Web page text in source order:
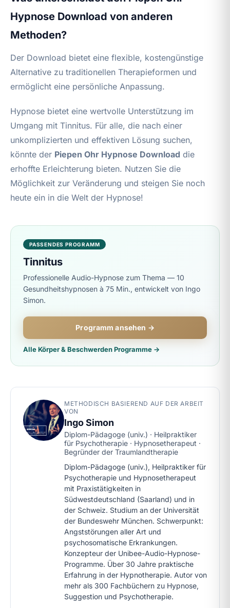
Hypnose Download von anderen
Methoden?
Der Download bietet eine flexible, kostengünstige
Alternative zu traditionellen Therapieformen und
ermöglicht eine persönliche Anpassung.
Hypnose bietet eine wertvolle Unterstützung im
Umgang mit Tinnitus. Für alle, die nach einer
unkomplizierten und effektiven Lösung suchen,
könnte der Piepen Ohr Hypnose Download die
erhoffte Erleichterung bieten. Nutzen Sie die
Möglichkeit zur Veränderung und steigen Sie noch
heute ein in die Welt der Hypnose!
PASSENDES PROGRAMM
Tinnitus
Professionelle Audio-Hypnose zum Thema — 10
Gesundheitshypnosen à 75 Min., entwickelt von Ingo
Simon.
Programm ansehen →
Alle Körper & Beschwerden Programme →
METHODISCH BASIEREND AUF DER ARBEIT
VON
Ingo Simon
Diplom-Pädagoge (univ.) · Heilpraktiker
für Psychotherapie · Hypnosetherapeut ·
Begründer der Traumlandtherapie
Diplom-Pädagoge (univ.), Heilpraktiker für
Psychotherapie und Hypnosetherapeut
mit Praxistätigkeiten in
Südwestdeutschland (Saarland) und in
der Schweiz. Studium an der Universität
der Bundeswehr München. Schwerpunkt:
Angststörungen aller Art und
psychosomatische Erkrankungen.
Konzepteur der Unibee-Audio-Hypnose-
Programme. Über 30 Jahre praktische
Erfahrung in der Hypnotherapie. Autor von
mehr als 300 Fachbüchern zu Hypnose,
Suggestion und Psychotherapie.